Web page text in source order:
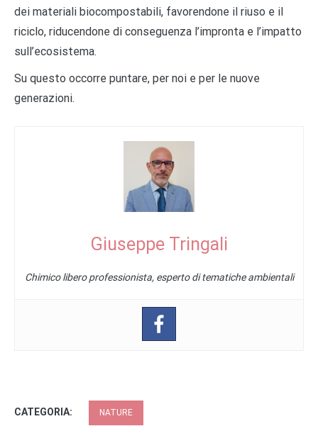
dei materiali biocompostabili, favorendone il riuso e il
riciclo, riducendone di conseguenza l’impronta e l’impatto
sull’ecosistema.
Su questo occorre puntare, per noi e per le nuove
generazioni.
Giuseppe Tringali
Chimico libero professionista, esperto di tematiche ambientali
CATEGORIA: NATURE